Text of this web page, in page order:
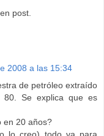
post.
2008 a las 15:34
de petróleo extraído
Se explica que es
en 20 años?